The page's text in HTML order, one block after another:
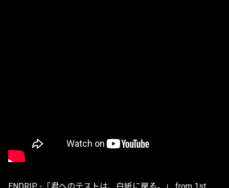
ENDRIP. -「君へのテストは、白紙に戻る。」 from 1st